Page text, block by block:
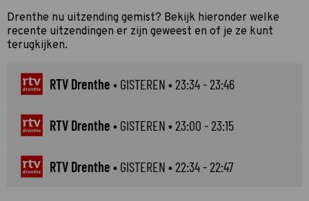
Drenthe nu uitzending gemist? Bekijk hieronder welke
recente uitzendingen er zijn geweest en of je ze kunt
terugkijken.
RTV Drenthe • GISTEREN • 23:34 - 23:46
RTV Drenthe • GISTEREN • 23:00 - 23:15
RTV Drenthe • GISTEREN • 22:34 - 22:47